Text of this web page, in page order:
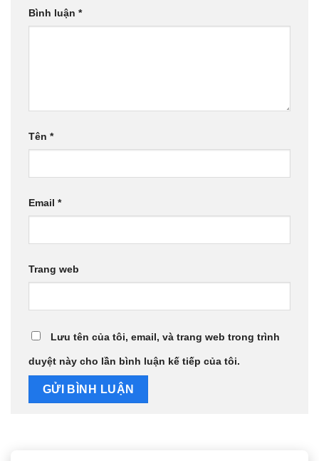
Bình luận *
Tên *
Email *
Trang web
Lưu tên của tôi, email, và trang web trong trình
duyệt này cho lần bình luận kế tiếp của tôi.